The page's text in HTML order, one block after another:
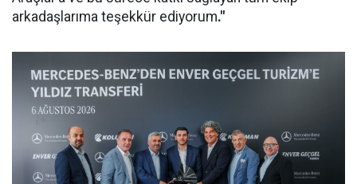
arkadaşlarıma teşekkür ediyorum."